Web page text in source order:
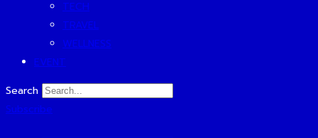
TECH
TRAVEL
WELLNESS
EVENT
Search
Subscribe